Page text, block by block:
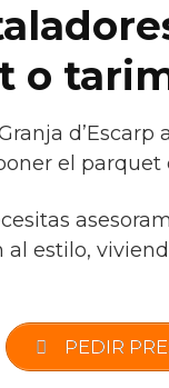
el
al estilo,
PEDIR